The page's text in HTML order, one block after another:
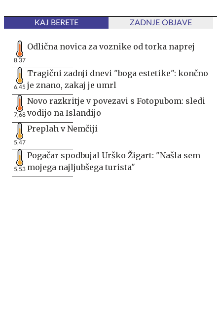
KAJ BERETE ZADNJE OBJAVE
8,37
Odlična novica za voznike od torka naprej
6,45
Tragični zadnji dnevi "boga estetike": končno
je znano, zakaj je umrl
7,68
Novo razkritje v povezavi s Fotopubom: sledi
vodijo na Islandijo
5,47
Preplah v Nemčiji
5,53
Pogačar spodbujal Urško Žigart: "Našla sem
mojega najljubšega turista"